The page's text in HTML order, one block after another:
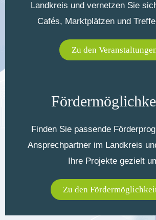
Landkreis und vernetzen Sie
Cafés, Marktplätzen und
Zu den
Finden Sie passende
Ansprechpartner im Landkreis
Ihre Projekte gezielt
Zu den